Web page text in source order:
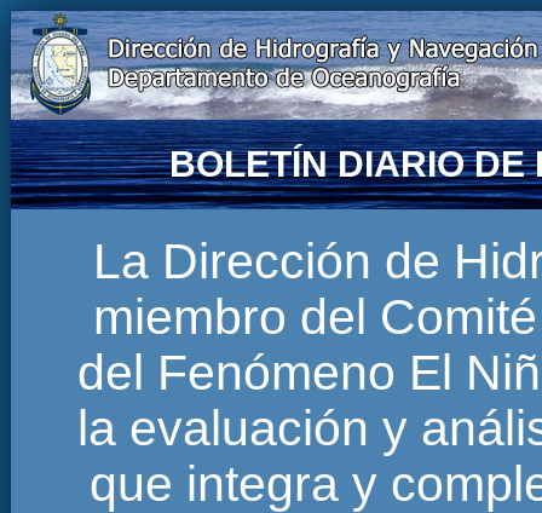
BOLETÍN DIARIO DE
La Dirección de
miembro del
del Fenómeno El
la evaluación y
que integra y